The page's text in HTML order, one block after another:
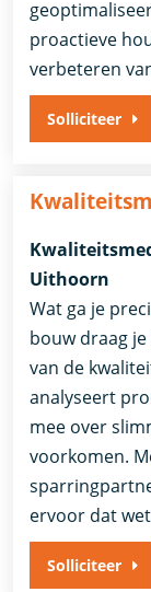
proactieve
verbeteren
Solliciteer
Uithoorn
Wat ga je
bouw draag
van de
analyseert
mee over
voorkomen.
ervoor dat
Solliciteer